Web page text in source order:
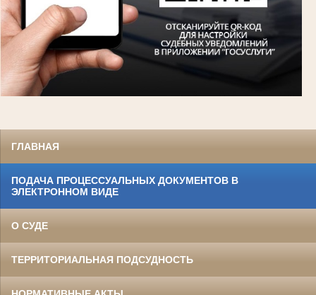
ГЛАВНАЯ
ПОДАЧА ПРОЦЕССУАЛЬНЫХ ДОКУМЕНТОВ В
ЭЛЕКТРОННОМ ВИДЕ
О СУДЕ
ТЕРРИТОРИАЛЬНАЯ ПОДСУДНОСТЬ